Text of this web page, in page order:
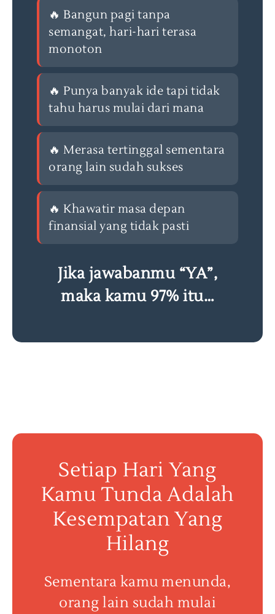
🔥 Bangun pagi tanpa
semangat, hari-hari terasa
monoton
🔥 Punya banyak ide tapi tidak
tahu harus mulai dari mana
🔥 Merasa tertinggal sementara
orang lain sudah sukses
🔥 Khawatir masa depan
finansial yang tidak pasti
Jika jawabanmu “YA”,
maka kamu 97% itu…
Setiap Hari Yang
Kamu Tunda Adalah
Kesempatan Yang
Hilang
Sementara kamu menunda,
orang lain sudah mulai